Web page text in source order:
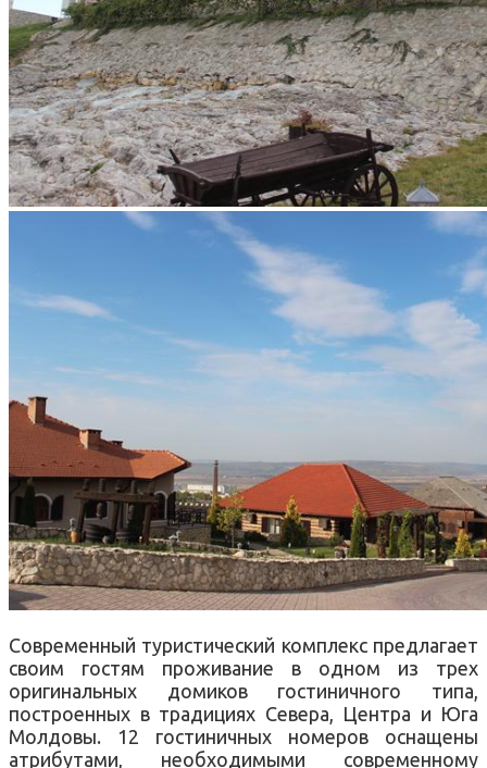
Современный туристический комплекс предлагает
своим гостям проживание в одном из трех
оригинальных домиков гостиничного типа,
построенных в традициях Севера, Центра и Юга
Молдовы. 12 гостиничных номеров оснащены
атрибутами, необходимыми современному